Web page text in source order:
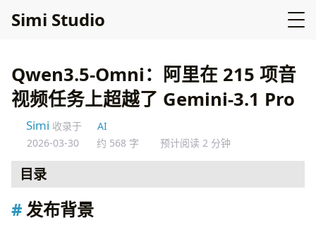
Simi Studio
Qwen3.5-Omni：阿里在 215 项音
视频任务上超越了 Gemini-3.1 Pro
Simi 收录于
AI
2026-03-30
约 568 字 预计阅读 2 分钟
目录
发布背景
核心数据
发布背景